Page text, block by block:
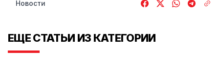
Новости
ЕЩЕ СТАТЬИ ИЗ КАТЕГОРИИ